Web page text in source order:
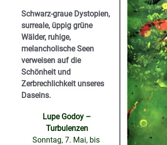
Schwarz-graue Dystopien,
surreale, üppig grüne
Wälder, ruhige,
melancholische Seen
verweisen auf die
Schönheit und
Zerbrechlichkeit unseres
Daseins.
Lupe Godoy –
Turbulenzen
Sonntag, 7. Mai, bis